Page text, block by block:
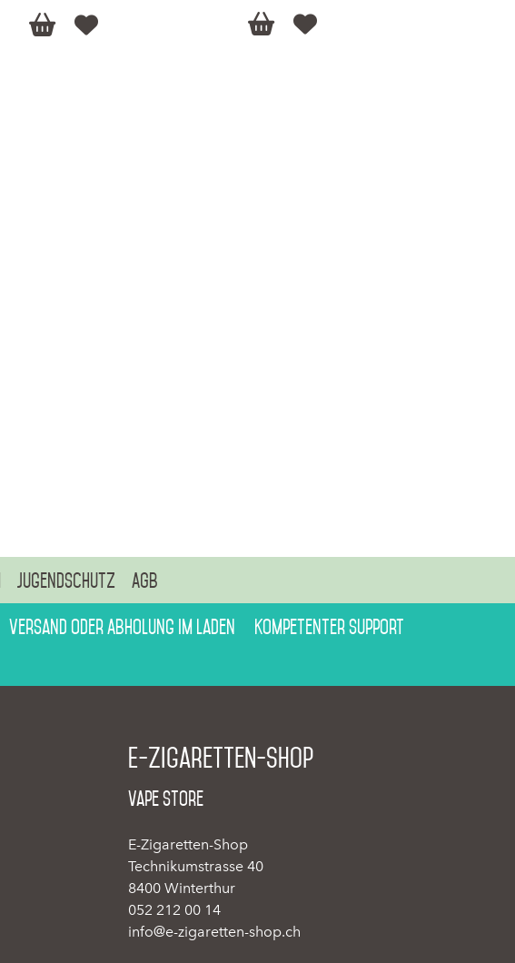
   
Jugendschutz AGB
Versand oder Abholung im Laden
Kompetenter Support
E-Zigaretten-Shop
Vape Store
E-Zigaretten-Shop
Technikumstrasse 40
8400 Winterthur
052 212 00 14
info@e-zigaretten-shop.ch